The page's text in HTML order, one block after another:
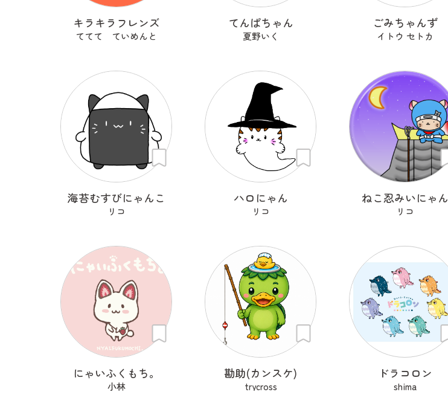
キラキラフレンズ
ててて ていめんと
てんぱちゃん
夏野いく
ごみちゃんず
イトウ セトカ
海苔むすびにゃんこ
リコ
ハロにゃん
リコ
ねこ忍みいにゃん
リコ
にゃいふくもち。
小林
勘助(カンスケ)
trycross
ドラコロン
shima